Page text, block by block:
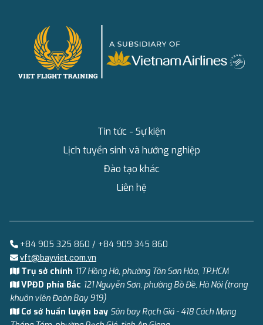
Tin tức - Sự kiện
Lịch tuyển sinh và hướng nghiệp
Đào tạo khác
Liên hệ
+84 905 325 860 / +84 909 345 860
vft@bayviet.com.vn
Trụ sở chính 117 Hồng Hà, phường Tân Sơn Hòa, TP.HCM
VPĐD phía Bắc 121 Nguyễn Sơn, phường Bồ Đề, Hà Nội (trong
khuôn viên Đoàn Bay 919)
Cơ sở huấn luyện bay Sân bay Rạch Giá - 418 Cách Mạng